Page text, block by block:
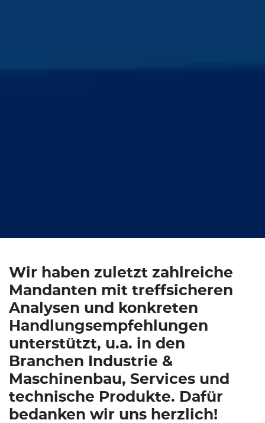
Wir haben zuletzt zahlreiche
Mandanten mit treffsicheren
Analysen und konkreten
Handlungsempfehlungen
unterstützt, u.a. in den
Branchen Industrie &
Maschinenbau, Services und
technische Produkte. Dafür
bedanken wir uns herzlich!